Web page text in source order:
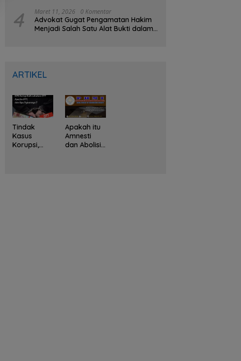
4 Maret 11, 2026 0 Komentar
Advokat Gugat Pengamatan Hakim
Menjadi Salah Satu Alat Bukti dalam
ARTIKEL
Tindak
Kasus
Korupsi,
Apakah itu
Amnesti
dan Abolisi?